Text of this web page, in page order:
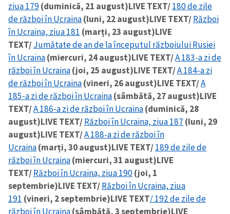
ziua 179(duminică, 21 august)LIVE TEXT/180 de zile
de război în Ucraina(luni, 22 august)LIVE TEXT/Război
în Ucraina, ziua 181 (marți, 23 august)LIVE
TEXT/Jumătate de an de la începutul războiului Rusiei
în Ucraina(miercuri, 24 august)LIVE TEXT/A 183-a zi de
război în Ucraina(joi, 25 august)LIVE TEXT/A 184-a zi
de război în Ucraina(vineri, 26 august)LIVE TEXT/A
185-a zi de război în Ucraina(sâmbătă, 27 august)LIVE
TEXT/A 186-a zi de război în Ucraina(duminică, 28
august)LIVE TEXT/Război în Ucraina, ziua 187 (luni, 29
august)LIVE TEXT/A 188-a zi de război în
Ucraina(marți, 30 august)LIVE TEXT/189 de zile de
război în Ucraina(miercuri, 31 august)LIVE
TEXT/Război în Ucraina, ziua 190(joi, 1
septembrie)LIVE TEXT/Război în Ucraina, ziua
191 (vineri, 2 septembrie)LIVE TEXT/ 192 de zile de
război în Ucraina(sâmbătă, 3 septembrie)LIVE